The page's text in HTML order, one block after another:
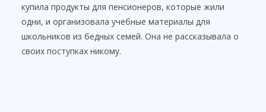
купила продукты для пенсионеров, которые жили
одни, и организовала учебные материалы для
школьников из бедных семей. Она не рассказывала о
своих поступках никому.